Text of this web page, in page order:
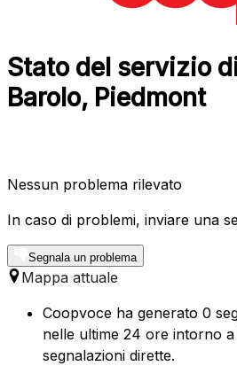
Stato del servizio
Barolo, Piedmont
Nessun problema rilevato
In caso di problemi, inviare una
Segnala un problema
Mappa attuale
Coopvoce ha generato 0
nelle ultime 24 ore intorno
segnalazioni dirette.